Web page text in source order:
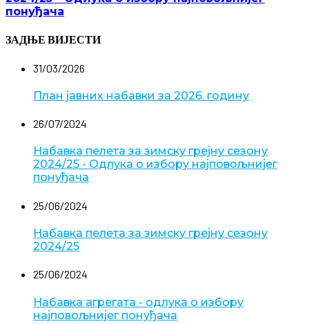
понуђача
ЗАДЊЕ ВИЈЕСТИ
31/03/2026
План јавних набавки за 2026. годину
26/07/2024
Набавка пелета за зимску грејну сезону
2024/25 - Одлука о избору најповољнијег
понуђача
25/06/2024
Набавка пелета за зимску грејну сезону
2024/25
25/06/2024
Набавка агрегата - одлука о избору
најповољнијег понуђача